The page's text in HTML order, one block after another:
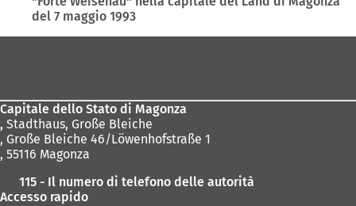
del 7 maggio 1993
Capitale dello Stato di Magonza
, Stadthaus, Große Bleiche
, Große Bleiche 46/Löwenhofstraße 1
, 55116 Magonza
115 - Il numero di telefono delle autorità
Accesso rapido